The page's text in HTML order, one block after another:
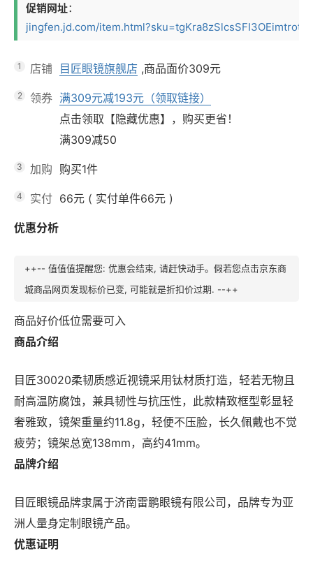
促销网址：
jingfen.jd.com/
1 店铺 目匠眼镜旗舰店 ,商品面价309元
2 领券 满309元减193元（领取链接）
点击领取【隐藏优惠】，购买更省！
满309减50
3 加购 购买1件
4 实付 66元 ( 实付单件66元 )
优惠分析
++-- 值值值提醒您: 优惠会结束, 请赶快动手。假若您点击京东商
城商品网页发现标价已变, 可能就是折扣价过期. --++
商品好价低位需要可入
商品介绍
目匠30020柔韧质感近视镜采用钛材质打造，轻若无物且
耐高温防腐蚀，兼具韧性与抗压性，此款精致框型彰显轻
奢雅致，镜架重量约11.8g，轻便不压脸，长久佩戴也不觉
疲劳；镜架总宽138mm，高约41mm。
品牌介绍
目匠眼镜品牌隶属于济南雷鹏眼镜有限公司，品牌专为亚
洲人量身定制眼镜产品。
优惠证明